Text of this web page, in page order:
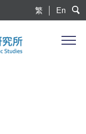
繁 En